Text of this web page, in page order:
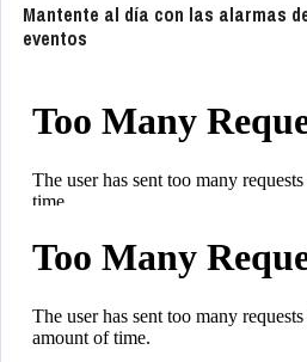
Mantente al día con las alarmas
eventos